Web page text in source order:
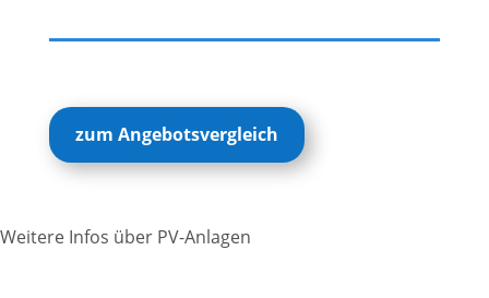
zum Angebotsvergleich
Weitere Infos über PV-Anlagen